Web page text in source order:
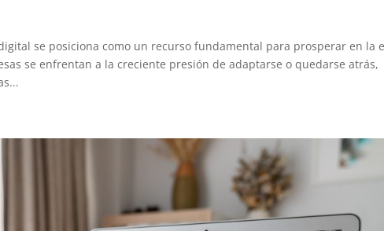
se posiciona como un recurso fundamental para prosperar en la
se enfrentan a la creciente presión de adaptarse o quedarse atrás,